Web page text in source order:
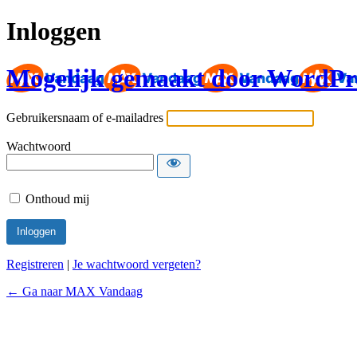
Inloggen
Mogelijk gemaakt door
Gebruikersnaam of e-mailadres
Wachtwoord
Onthoud mij
Registreren | Je wachtwoord vergeten?
← Ga naar MAX Vandaag